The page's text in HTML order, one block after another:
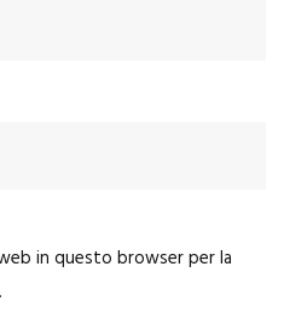
in questo browser per la